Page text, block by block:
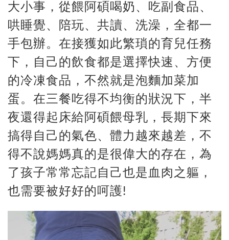
大小事，從餵阿碩喝奶、吃副食品、
哄睡覺、陪玩、共讀、洗澡，全都一
手包辦。在接獲如此繁瑣的育兒任務
下，自己的飲食都是選擇快速、方便
的冷凍食品，不然就是泡麵加菜加
蛋。在三餐吃得不均衡的狀況下，半
夜還得起床給阿碩餵母乳，長期下來
搞得自己的氣色、體力越來越差，不
得不說媽媽真的是很偉大的存在，為
了孩子常常忘記自己也是血肉之軀，
也需要被好好的呵護!